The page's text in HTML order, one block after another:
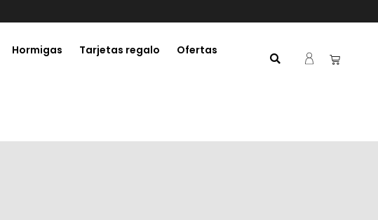
Hormigas Tarjetas regalo
Ofertas